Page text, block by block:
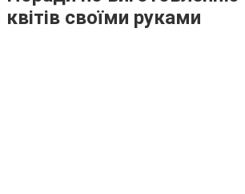
квітів своїми руками